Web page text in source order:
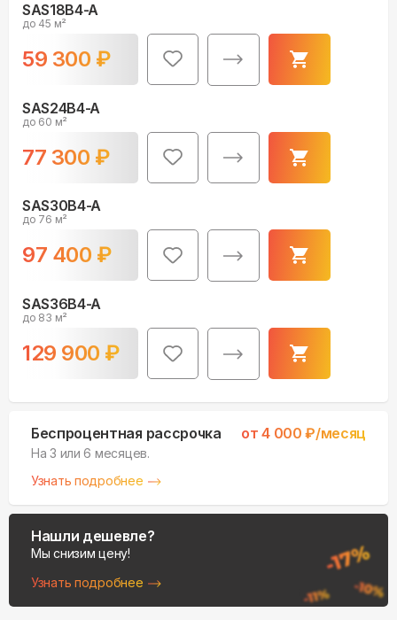
SAS18B4-A
до 45 м²
59 300 ₽
SAS24B4-A
до 60 м²
77 300 ₽
SAS30B4-A
до 76 м²
97 400 ₽
SAS36B4-A
до 83 м²
129 900 ₽
Беспроцентная рассрочка от4 000 ₽/месяц
На 3 или 6 месяцев.
Узнать подробнее
Нашли дешевле?
Мы снизим цену!
Узнать подробнее